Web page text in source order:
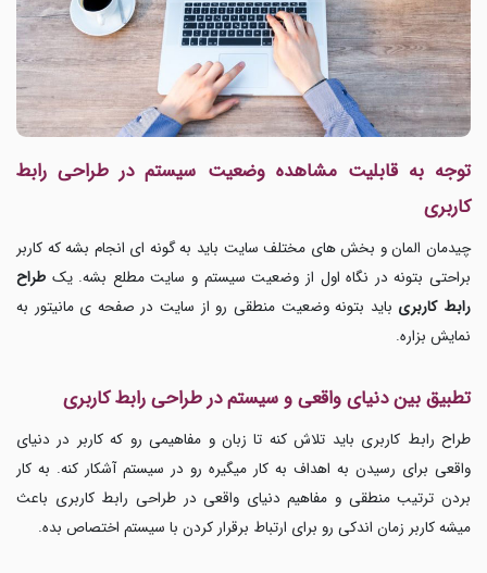
توجه به قابلیت مشاهده وضعیت سیستم در طراحی رابط
کاربری
چیدمان المان و بخش های مختلف سایت باید به گونه ای انجام بشه که کاربر
براحتی بتونه در نگاه اول از وضعیت سیستم و سایت مطلع بشه. یک طراح
رابط کاربری باید بتونه وضعیت منطقی رو از سایت در صفحه ی مانیتور به
نمایش بزاره.
تطبیق بین دنیای واقعی و سیستم در طراحی رابط کاربری
طراح رابط کاربری باید تلاش کنه تا زبان و مفاهیمی رو که کاربر در دنیای
واقعی برای رسیدن به اهداف به کار میگیره رو در سیستم آشکار کنه. به کار
بردن ترتیب منطقی و مفاهیم دنیای واقعی در طراحی رابط کاربری باعث
میشه کاربر زمان اندکی رو برای ارتباط برقرار کردن با سیستم اختصاص بده.